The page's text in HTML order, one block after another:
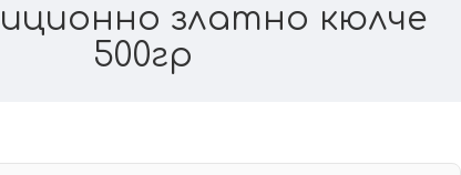
златно кюлче
500гр